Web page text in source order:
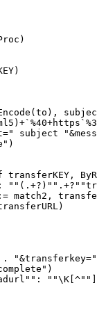
subject
transferKEY,
match2,